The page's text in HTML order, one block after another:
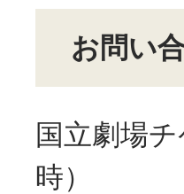
お問い
国立劇場
時）